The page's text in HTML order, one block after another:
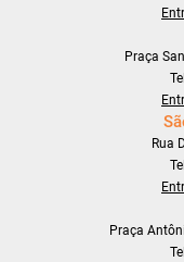
Praça
Rua
Praça